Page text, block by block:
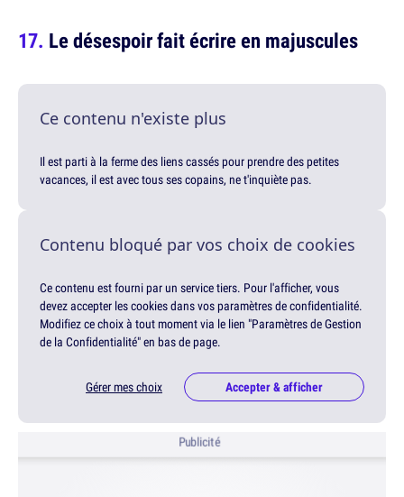
Le désespoir fait écrire en majuscules
Ce contenu n'existe plus
Il est parti à la ferme des liens cassés pour prendre des petites
vacances, il est avec tous ses copains, ne t'inquiète pas.
Contenu bloqué par vos choix de cookies
Ce contenu est fourni par un service tiers. Pour l'afficher, vous
devez accepter les cookies dans vos paramètres de confidentialité.
Modifiez ce choix à tout moment via le lien "Paramètres de Gestion
de la Confidentialité" en bas de page.
Gérer mes choix Accepter & afficher
Publicité